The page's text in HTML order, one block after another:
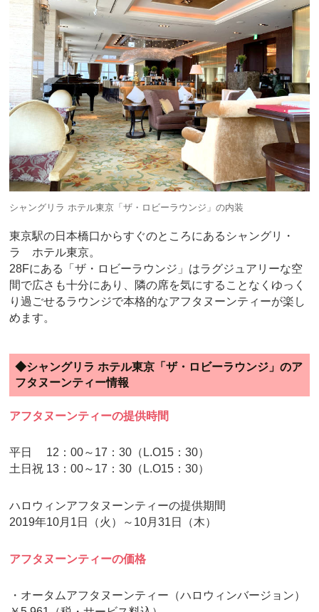
シャングリラ ホテル東京「ザ・ロビーラウンジ」の内装
東京駅の日本橋口からすぐのところにあるシャングリ・
ラ ホテル東京。
28Fにある「ザ・ロビーラウンジ」はラグジュアリーな空
間で広さも十分にあり、隣の席を気にすることなくゆっく
り過ごせるラウンジで本格的なアフタヌーンティーが楽し
めます。
◆シャングリラ ホテル東京「ザ・ロビーラウンジ」のア
フタヌーンティー情報
アフタヌーンティーの提供時間
平日 12：00～17：30（L.O15：30）
土日祝 13：00～17：30（L.O15：30）
ハロウィンアフタヌーンティーの提供期間
2019年10月1日（火）～10月31日（木）
アフタヌーンティーの価格
・オータムアフタヌーンティー（ハロウィンバージョン）